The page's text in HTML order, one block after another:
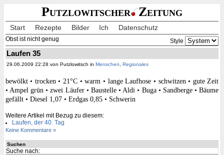
Putzlowitscher Zeitung
Start Rezepte Bilder Ich Datenschutz
Obst ist nicht genug Style
Laufen 35
29.06.2009 22:28 von Putzlowitsch in Menschen, Regionales
bewölkt • trocken • 21°C • warm • lange Laufhose • schwitzen • gute Zeit
• Ampel grün • zwei Läufer • Baustelle • Aldi • Buga • Sandberge • Bäume
gefällt • Diesel 1,07 • Erdgas 0,85 • Schwerin
Weitere Artikel mit Bezug zu diesem:
Laufen, der 40. Tag
Keine Kommentare »
Suchen
Suche nach: